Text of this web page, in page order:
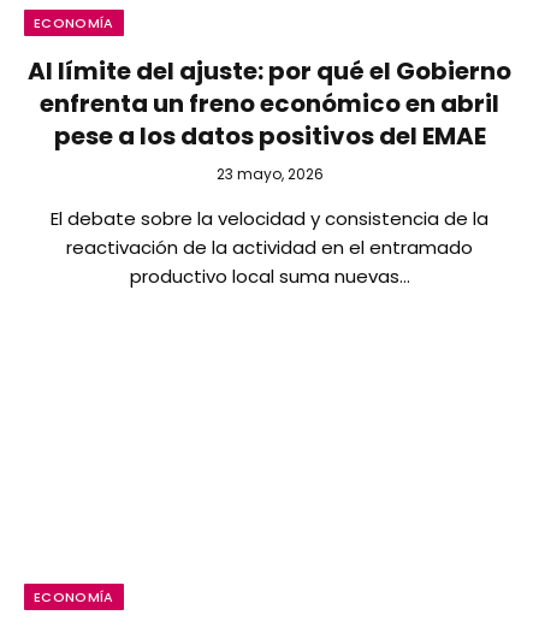
ECONOMÍA
Al límite del ajuste: por qué el Gobierno
enfrenta un freno económico en abril
pese a los datos positivos del EMAE
23 mayo, 2026
El debate sobre la velocidad y consistencia de la
reactivación de la actividad en el entramado
productivo local suma nuevas…
ECONOMÍA